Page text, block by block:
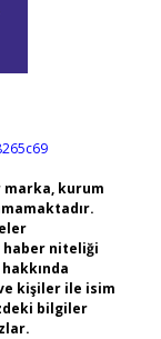
kurum
haber niteliği
kişiler ile isim
bilgiler